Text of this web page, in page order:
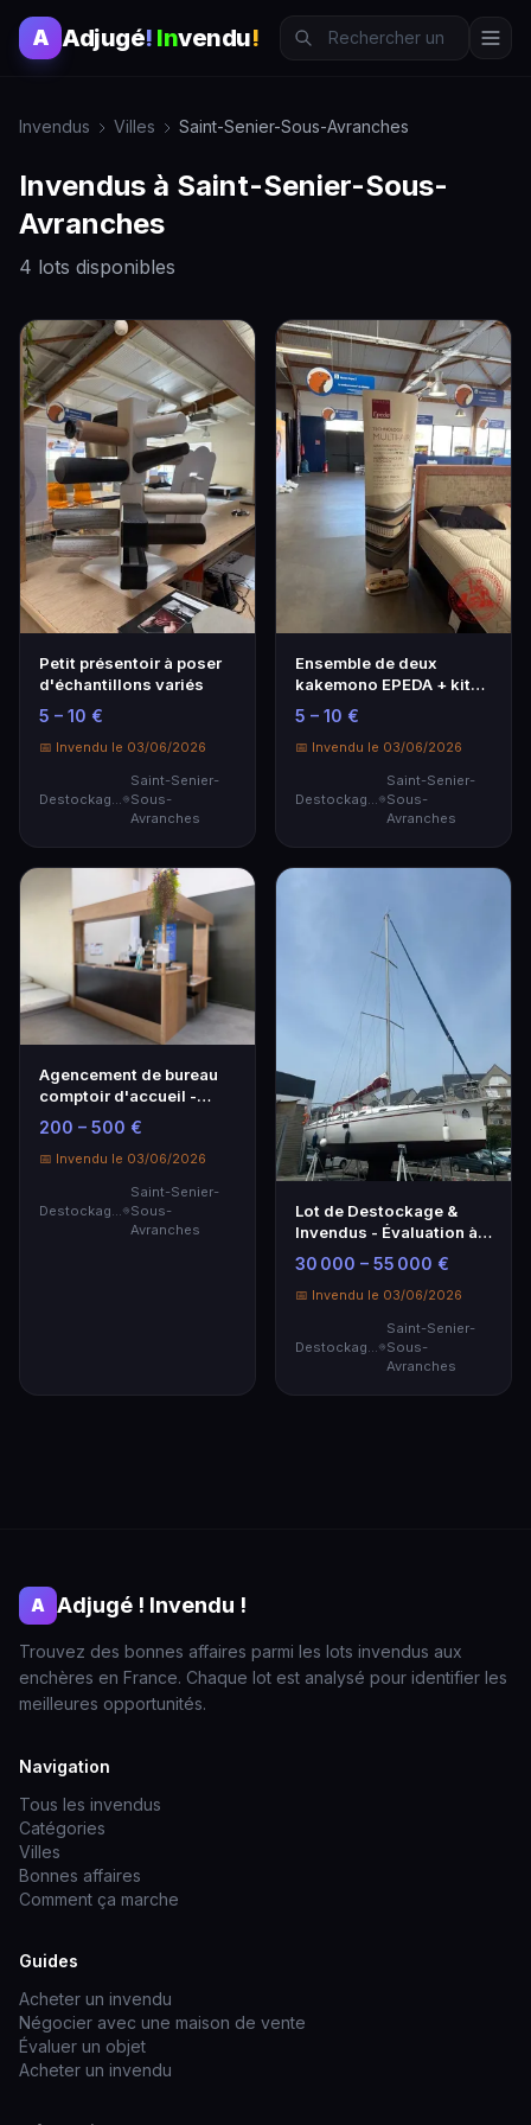
A Adjugé! Invendu!
Invendus Villes Saint-Senier-Sous-Avranches
Invendus à Saint-Senier-Sous-
Avranches
4 lots disponibles
Petit présentoir à poser
d'échantillons variés
5 – 10 €
📅 Invendu le 03/06/2026
Destockage & Invendus
Saint-Senier-
Sous-
Avranches
Ensemble de deux
kakemono EPEDA + kit
de démonstration
5 – 10 €
📅 Invendu le 03/06/2026
Destockage & Invendus
Saint-Senier-
Sous-
Avranches
Agencement de bureau
comptoir d'accueil -
Mobilier contemporain
200 – 500 €
📅 Invendu le 03/06/2026
Saint-Senier-
Sous-
Avranches
Lot de Destockage &
Invendus - Évaluation à
30 000 – 55 000 €
30 000 – 55 000 €
📅 Invendu le 03/06/2026
Destockage & Invendus
Saint-Senier-
Sous-
Avranches
A Adjugé ! Invendu !
Trouvez des bonnes affaires parmi les lots invendus aux
enchères en France. Chaque lot est analysé pour identifier les
meilleures opportunités.
Navigation
Tous les invendus
Catégories
Villes
Bonnes affaires
Comment ça marche
Guides
Acheter un invendu
Négocier avec une maison de vente
Évaluer un objet
Acheter un invendu